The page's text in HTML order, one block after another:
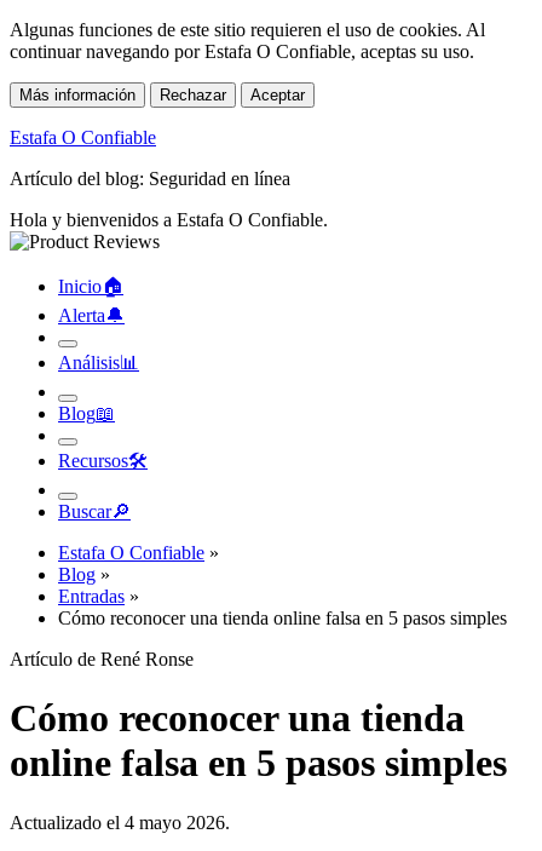
Algunas funciones de este sitio requieren el uso de cookies. Al
continuar navegando por Estafa O Confiable, aceptas su uso.
Más información Rechazar Aceptar
Estafa O Confiable
Artículo del blog: Seguridad en línea
Hola y bienvenidos a Estafa O Confiable.
Inicio🏠︎
Alerta🔔︎
Análisis📊︎
Blog📖︎
Recursos🛠︎
Buscar🔎︎
Estafa O Confiable »
Blog »
Entradas »
Cómo reconocer una tienda online falsa en 5 pasos simples
Artículo de René Ronse
Cómo reconocer una tienda
online falsa en 5 pasos simples
Actualizado el 4 mayo 2026.